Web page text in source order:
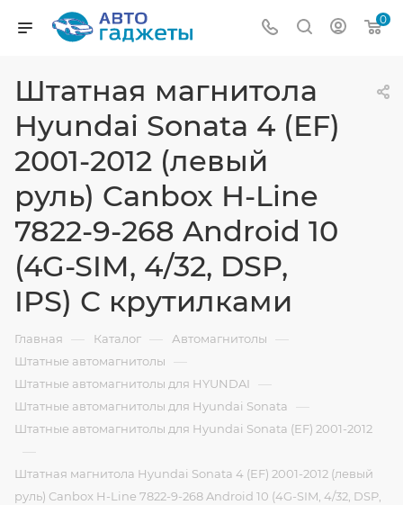
0
Штатная магнитола
Hyundai Sonata 4 (EF)
2001-2012 (левый
руль) Canbox H-Line
7822-9-268 Android 10
(4G-SIM, 4/32, DSP,
IPS) С крутилками
Главная — Каталог — Автомагнитолы —
Штатные автомагнитолы —
Штатные автомагнитолы для HYUNDAI —
Штатные автомагнитолы для Hyundai Sonata —
Штатные автомагнитолы для Hyundai Sonata (EF) 2001-2012
—
Штатная магнитола Hyundai Sonata 4 (EF) 2001-2012 (левый
руль) Canbox H-Line 7822-9-268 Android 10 (4G-SIM, 4/32, DSP,